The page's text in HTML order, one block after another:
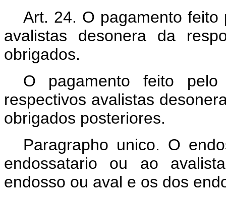
Art. 24. O pagamento
avalistas desonera da
obrigados.
O pagamento feito pelo
respectivos avalistas
obrigados posteriores.
Paragrapho unico. O
endossatario ou ao
endosso ou aval e os dos